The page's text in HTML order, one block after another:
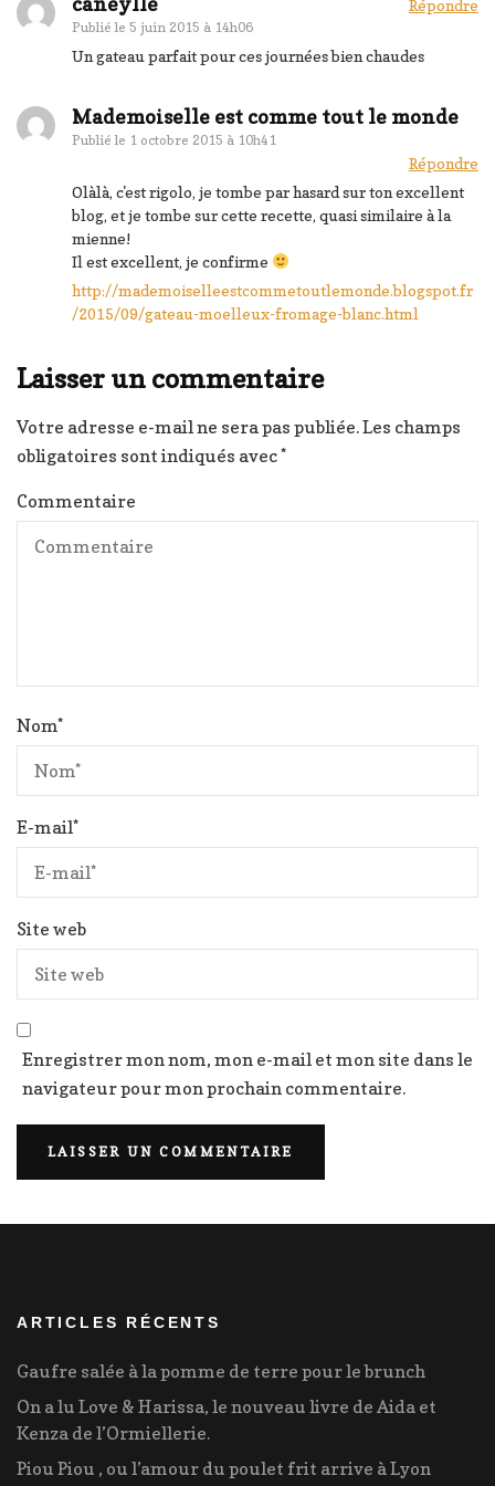
vitesse forte
Transférer votre pâte à gâteau dans un moule à
Recouvrir avec vos tranches de pêches et répartir les
tout d’une cuillère à café de sucre en poudre
Enfourner pendant 50-60 min jusqu’à ce que votre
couleur dorée
Laisser le refroidir
Chez nous il a même pas tenu trois jours !
Publié le 5 juin 2015 à 14h06
Répondre
Un gateau parfait pour ces journées bien chaudes
Mademoiselle est comme tout le monde
Publié le 1 octobre 2015 à 10h41
Répondre
Olàlà, c'est rigolo, je tombe par hasard sur ton excellent
blog, et je tombe sur cette recette, quasi similaire à la
mienne!
Il est excellent, je confirme
http://mademoiselleestcommetoutlemonde.blogspot.fr
/2015/09/gateau-moelleux-fromage-blanc.html
Laisser un commentaire
Votre adresse e-mail ne sera pas publiée.Les champs
obligatoires sont indiqués avec*
Commentaire
Nom*
E-mail*
Site web
Enregistrer mon nom, mon e-mail et mon site dans le
navigateur pour mon prochain commentaire.
ARTICLES RÉCENTS
Gaufre salée à la pomme de terre pour le brunch
On a lu Love & Harissa, le nouveau livre de Aida et
Kenza de l’Ormiellerie.
Piou Piou , ou l’amour du poulet frit arrive à Lyon